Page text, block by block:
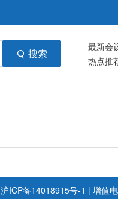
搜索 最新会
热点推
沪ICP备14018915号-1 | 增值